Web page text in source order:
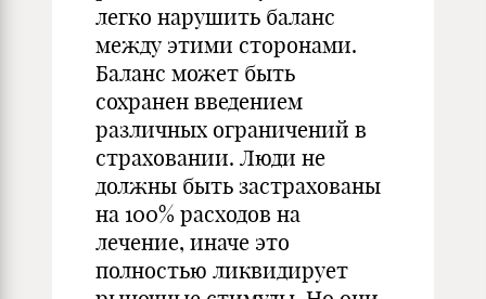
легко нарушить баланс
между этими сторонами.
Баланс может быть
сохранен введением
различных ограничений в
страховании. Люди не
должны быть застрахованы
на 100% расходов на
лечение, иначе это
полностью ликвидирует